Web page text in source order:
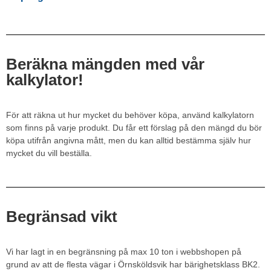
Beräkna mängden med vår
kalkylator!
För att räkna ut hur mycket du behöver köpa, använd kalkylatorn
som finns på varje produkt. Du får ett förslag på den mängd du bör
köpa utifrån angivna mått, men du kan alltid bestämma själv hur
mycket du vill beställa.
Begränsad vikt
Vi har lagt in en begränsning på max 10 ton i webbshopen på
grund av att de flesta vägar i Örnsköldsvik har bärighetsklass BK2.